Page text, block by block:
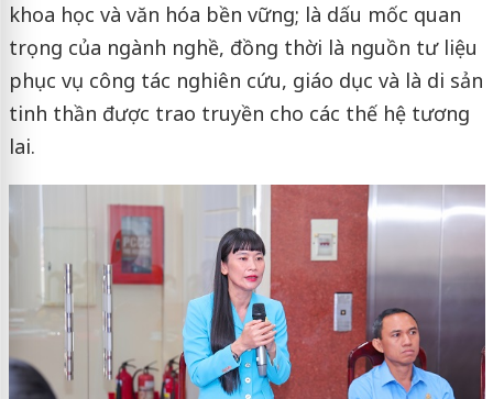
khoa học và văn hóa bền vững; là dấu mốc quan
trọng của ngành nghề, đồng thời là nguồn tư liệu
phục vụ công tác nghiên cứu, giáo dục và là di sản
tinh thần được trao truyền cho các thế hệ tương
lai.